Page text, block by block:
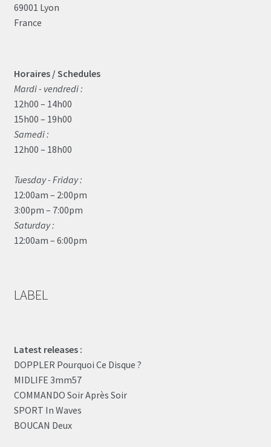
69001 Lyon
France
Horaires / Schedules
Mardi - vendredi :
12h00 – 14h00
15h00 – 19h00
Samedi :
12h00 – 18h00
Tuesday - Friday :
12:00am – 2:00pm
3:00pm – 7:00pm
Saturday :
12:00am – 6:00pm
LABEL
Latest releases :
DOPPLER Pourquoi Ce Disque ?
MIDLIFE 3mm57
COMMANDO Soir Après Soir
SPORT In Waves
BOUCAN Deux